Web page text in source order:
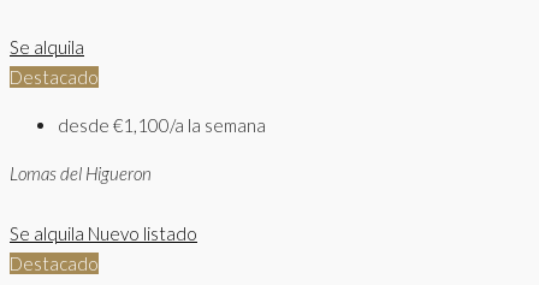
Se alquila
Destacado
desde €1,100/a la semana
Lomas del Higueron
Se alquila Nuevo listado
Destacado